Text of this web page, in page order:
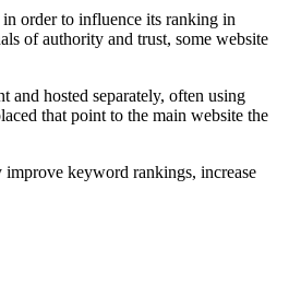
order to influence its ranking in
of authority and trust, some website
and hosted separately, often using
that point to the main website the
keyword rankings, increase